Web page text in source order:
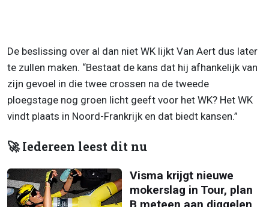
De beslissing over al dan niet WK lijkt Van Aert dus later
te zullen maken. “Bestaat de kans dat hij afhankelijk van
zijn gevoel in die twee crossen na de tweede
ploegstage nog groen licht geeft voor het WK? Het WK
vindt plaats in Noord-Frankrijk en dat biedt kansen.”
🚀 Iedereen leest dit nu
Visma krijgt nieuwe
mokerslag in Tour, plan